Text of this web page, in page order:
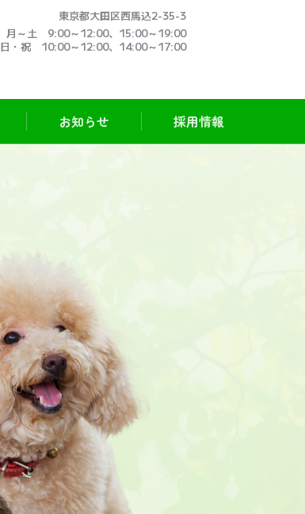
東京都大田区西馬込2-35-3
月～土 9:00～12:00、15:00～19:00
日・祝 10:00～12:00、14:00～17:00
お知らせ 採用情報